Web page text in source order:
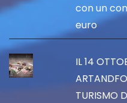
con un
euro
IL 14
TURISMO